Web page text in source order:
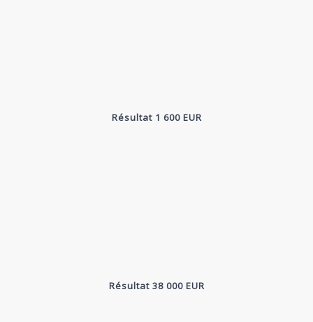
Résultat 1 600 EUR
Résultat 38 000 EUR